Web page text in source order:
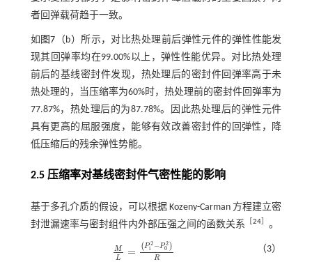
者回弹载荷趋于一致。
如 图7 （b）所示，对比热处理前后弹性元件的弹性性能发
现其回弹率均在99.00%以上，弹性性能优异。对比热处理
前后的基线密封件发现，热处理后的密封件回弹率高于未
热处理的，当压缩率为60%时，热处理前的密封件回弹率为
77.87%，热处理后的为87.78%。因此热处理后的弹性元件
具有更高的屈服强度，能够有效改善密封件的回弹性，降
低压缩后的残余弹性势能。
2.5 压缩率对基线密封件气密性能的影响
基于多孔介质的假设，可以根据 Kozeny-Carman 方程建立密
封泄漏速率与密封组件内外部压强之间的函数关系
24］ 。
M
L
= ( P 2
i
−P 2
0 )
R
ML =Pi 2-P02R （3）